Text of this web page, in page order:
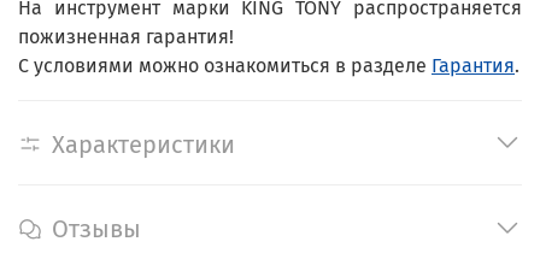
На инструмент марки KING TONY распространяется
пожизненная гарантия!
С условиями можно ознакомиться в разделе Гарантия.
Характеристики
Отзывы